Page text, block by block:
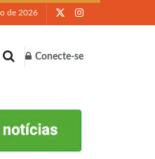
de 2026
Conecte-se